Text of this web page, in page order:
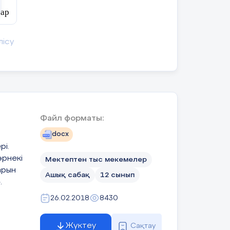
Файл форматы:
docx
Мектептен тыс мекемелер
Ашық сабақ 12 сынып
26.02.2018 8430
Жүктеу Сақтау